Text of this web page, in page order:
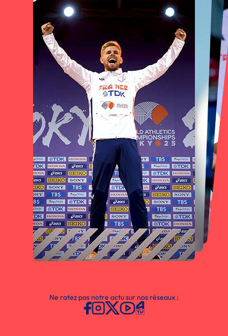
Ne ratez pas notre actu sur nos réseaux :